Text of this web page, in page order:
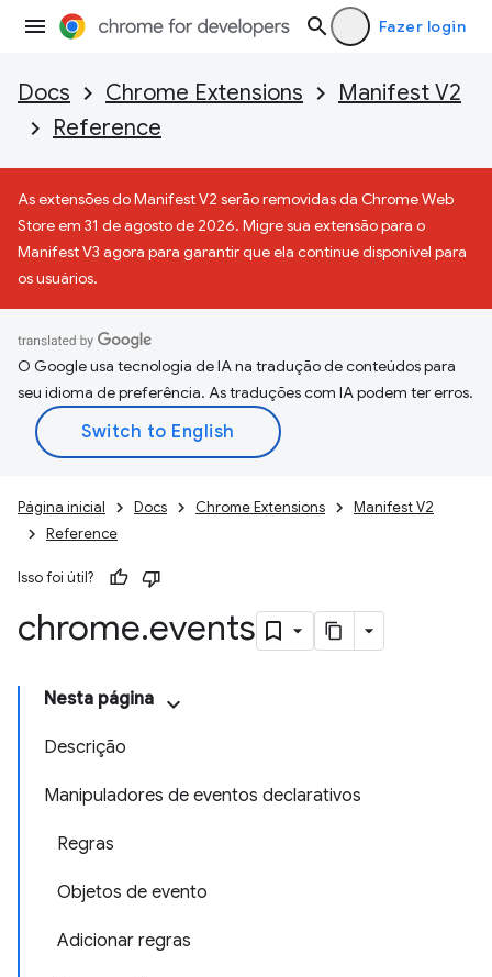
Fazer login
Docs Chrome Extensions
Manifest V2
Reference
As extensões do Manifest V2 serão removidas da Chrome Web
Store em 31 de agosto de 2026. Migre sua extensão para o
Manifest V3 agora para garantir que ela continue disponível para
os usuários.
O Google usa tecnologia de IA na tradução de conteúdos para
seu idioma de preferência. As traduções com IA podem ter erros.
Página inicial Docs Chrome Extensions
Manifest V2
Reference
Isso foi útil?
chrome.events
Nesta página
Descrição
Manipuladores de eventos declarativos
Regras
Objetos de evento
Adicionar regras